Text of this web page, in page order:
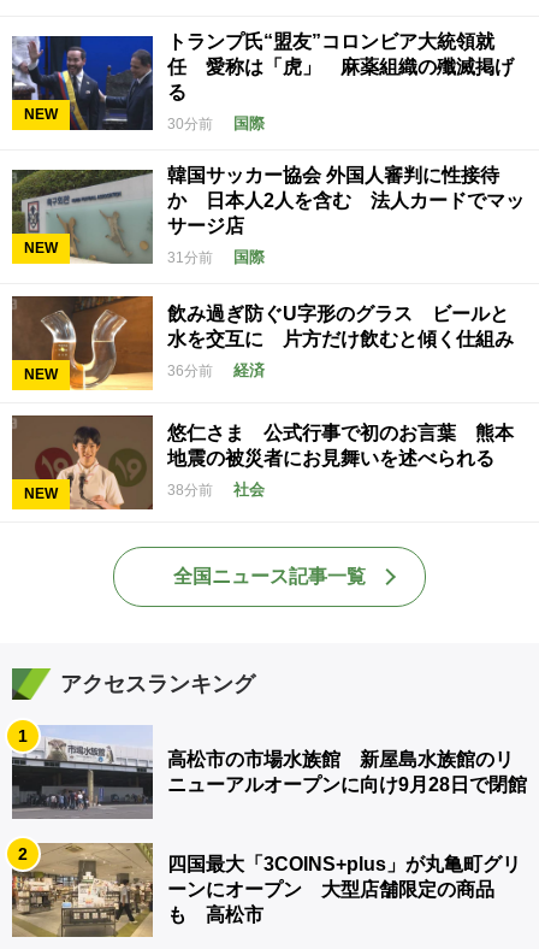
NEW
トランプ氏“盟友”コロンビア大統領就
任 愛称は「虎」 麻薬組織の殲滅掲げ
る
30分前 国際
NEW
韓国サッカー協会 外国人審判に性接待
か 日本人2人を含む 法人カードでマッ
サージ店
31分前 国際
NEW
飲み過ぎ防ぐU字形のグラス ビールと
水を交互に 片方だけ飲むと傾く仕組み
36分前 経済
NEW
悠仁さま 公式行事で初のお言葉 熊本
地震の被災者にお見舞いを述べられる
38分前 社会
全国ニュース記事一覧
アクセスランキング
1
高松市の市場水族館 新屋島水族館のリ
ニューアルオープンに向け9月28日で閉館
2
四国最大「3COINS+plus」が丸亀町グリ
ーンにオープン 大型店舗限定の商品
も 高松市